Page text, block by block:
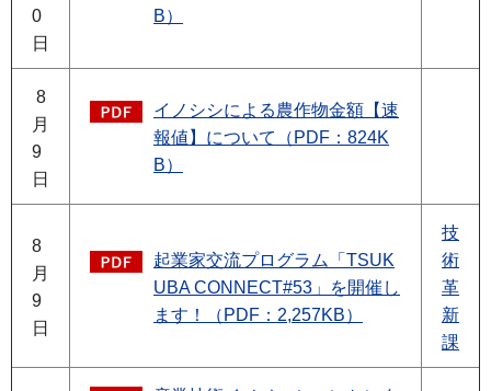
0
日
B）
8
月
9
日
イノシシによる農作物金額【速
報値】について（PDF：824K
B）
8
月
9
日
起業家交流プログラム「TSUK
UBA CONNECT#53」を開催し
ます！（PDF：2,257KB）
技
術
革
新
課